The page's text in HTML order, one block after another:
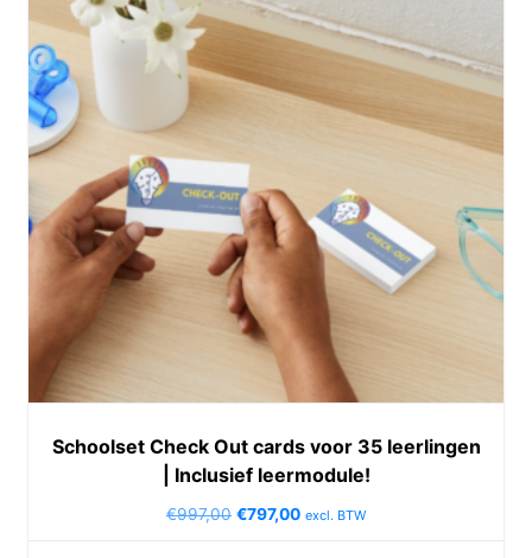
Schoolset Check Out cards voor 35 leerlingen
| Inclusief leermodule!
€997,00 €797,00 excl. BTW